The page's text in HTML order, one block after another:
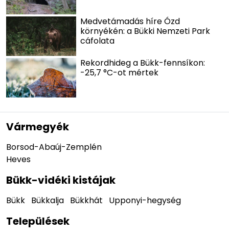
Medvetámadás híre Ózd
környékén: a Bükki Nemzeti Park
cáfolata
Rekordhideg a Bükk-fennsíkon:
-25,7 °C-ot mértek
Vármegyék
Borsod-Abaúj-Zemplén
Heves
Bükk-vidéki kistájak
Bükk Bükkalja Bükkhát Upponyi-hegység
Települések